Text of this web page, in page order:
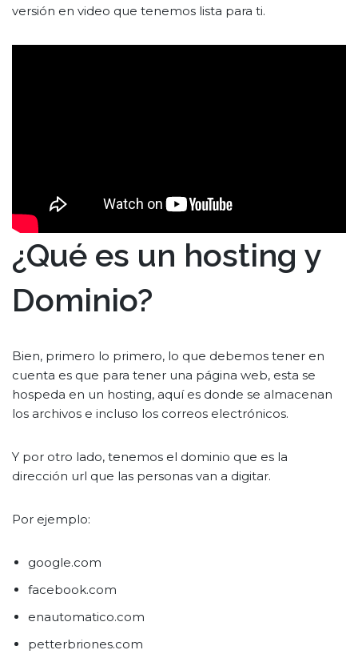
versión en video que tenemos lista para ti.
¿Qué es un hosting y
Dominio?
Bien, primero lo primero, lo que debemos tener en
cuenta es que para tener una página web, esta se
hospeda en un hosting, aquí es donde se almacenan
los archivos e incluso los correos electrónicos.
Y por otro lado, tenemos el dominio que es la
dirección url que las personas van a digitar.
Por ejemplo:
google.com
facebook.com
enautomatico.com
petterbriones.com